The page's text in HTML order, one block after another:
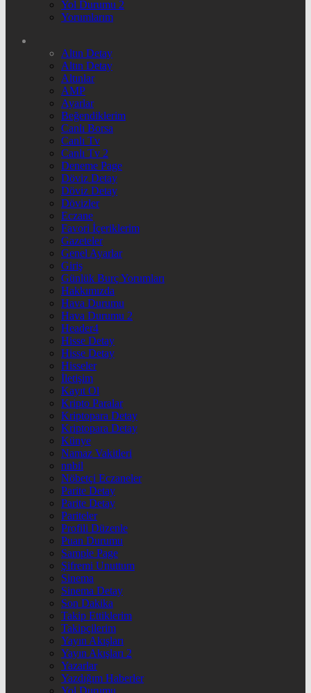
Yol Durumu 2
Yorumlarım
Altın Detay
Altın Detay
Altınlar
AMP
Ayarlar
Beğendiklerim
Canlı Borsa
Canlı Tv
Canlı Tv 2
Deneme Page
Döviz Detay
Döviz Detay
Dövizler
Eczane
Favori İçeriklerim
Gazeteler
Genel Ayarlar
Giriş
Günlük Burç Yorumları
Hakkımızda
Hava Durumu
Hava Durumu 2
Header4
Hisse Detay
Hisse Detay
Hisseler
İletişim
Kayıt Ol
Kripto Paralar
Kriptopara Detay
Kriptopara Detay
Künye
Namaz Vakitleri
nnbil
Nöbetçi Eczaneler
Parite Detay
Parite Detay
Pariteler
Profili Düzenle
Puan Durumu
Sample Page
Şifremi Unuttum
Sinema
Sinema Detay
Son Dakika
Takip Ettiklerim
Takipçilerim
Yayın Akışları
Yayın Akışları 2
Yazarlar
Yazdığım Haberler